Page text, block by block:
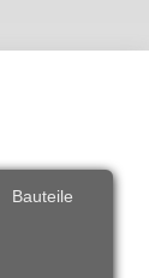
Bauteile